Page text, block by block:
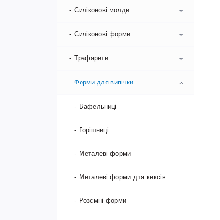
Силіконові молди
Молди для льодяників і
Силіконові форми
Євродесерти
Форми на корпусні десерти
Шоколад та ізомальт
Трафарети
Бордюрні для тортів
Бордюрні трафарети для
Форми для випічки
Вафельниці
Горішниці
Металеві форми
Металеві форми для кексів
Розємні форми